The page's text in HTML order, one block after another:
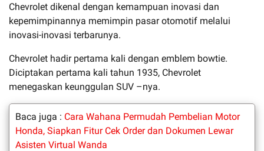
Chevrolet dikenal dengan kemampuan inovasi dan
kepemimpinannya memimpin pasar otomotif melalui
inovasi-inovasi terbarunya.
Chevrolet hadir pertama kali dengan emblem bowtie.
Diciptakan pertama kali tahun 1935, Chevrolet
menegaskan keunggulan SUV –nya.
Baca juga : Cara Wahana Permudah Pembelian Motor
Honda, Siapkan Fitur Cek Order dan Dokumen Lewar
Asisten Virtual Wanda